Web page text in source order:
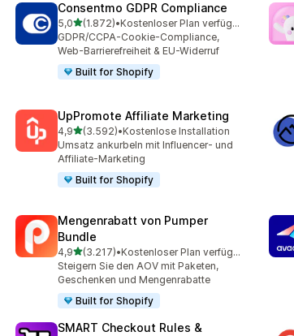
Consentmo GDPR Compliance
5,0von 5 Sternen
(1.872)
1872 Rezensionen insgesamt
•
Kostenloser Plan verfügbar
GDPR/CCPA-Cookie-Compliance,
Web-Barrierefreiheit & EU-Widerruf
Built for Shopify
UpPromote Affiliate Marketing
4,9von 5 Sternen
(3.592)
3592 Rezensionen insgesamt
•Kostenlose Installation
Umsatz ankurbeln mit Influencer- und
Affiliate-Marketing
Built for Shopify
Mengenrabatt von Pumper
Bundle
4,9von 5 Sternen
(3.217)
3217 Rezensionen insgesamt
•
Kostenloser Plan verfügbar
Steigern Sie den AOV mit Paketen,
Geschenken und Mengenrabatte
Built for Shopify
SMART Checkout Rules &